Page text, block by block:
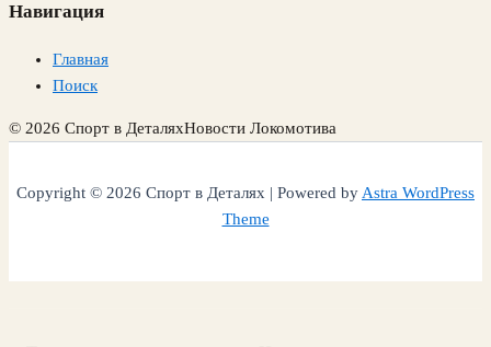
Навигация
Главная
Поиск
© 2026 Спорт в ДеталяхНовости Локомотива
Copyright © 2026 Спорт в Деталях | Powered byAstra WordPress
Theme